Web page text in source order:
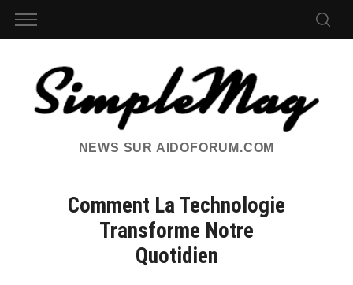
NEWS SUR AIDOFORUM.COM
Comment La Technologie
Transforme Notre
Quotidien